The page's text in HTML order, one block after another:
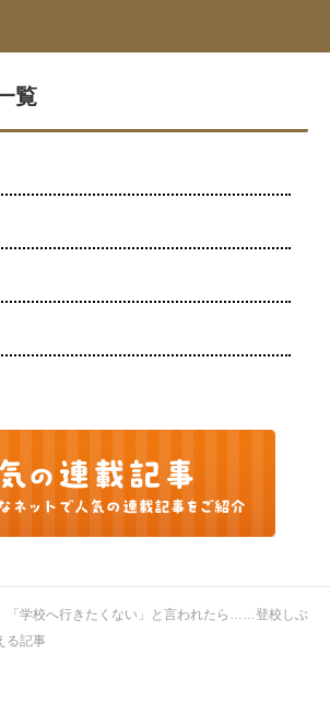
覧
「学校へ行きたくない」と言われたら……登校しぶ
る記事